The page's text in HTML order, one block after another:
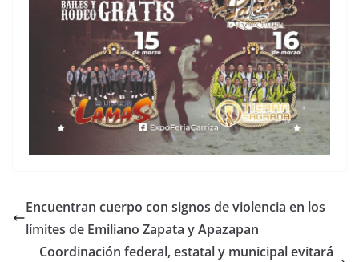
Encuentran cuerpo con signos de violencia en los
límites de Emiliano Zapata y Apazapan
Coordinación federal, estatal y municipal evitará